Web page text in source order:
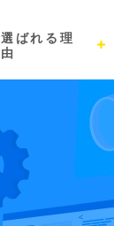
選ばれる理
由